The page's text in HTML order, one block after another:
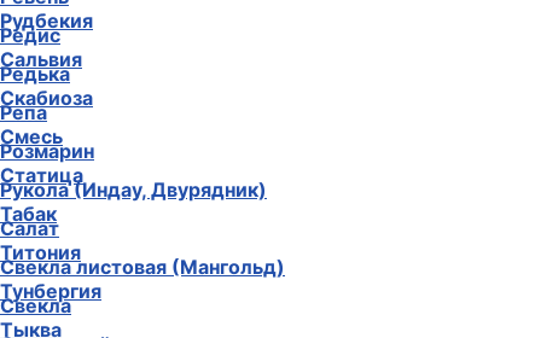
Рудбекия
Сальвия
Скабиоза
Смесь
Статица
Табак
Титония
Тунбергия
Тыква
Редис
Редька
Репа
Розмарин
Рукола (Индау, Двурядник)
Салат
Свекла листовая (Мангольд)
Свекла